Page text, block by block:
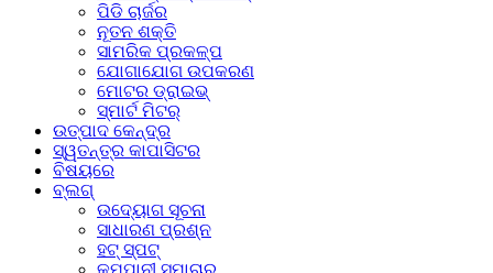
ପିଡି ଚାର୍ଜର
ନୂତନ ଶକ୍ତି
ସାମରିକ ପ୍ରକଳ୍ପ
ଯୋଗାଯୋଗ ଉପକରଣ
ମୋଟର ଡ୍ରାଇଭ୍
ସ୍ମାର୍ଟ ମିଟର୍
ଉତ୍ପାଦ କେନ୍ଦ୍ର
ସ୍ୱତନ୍ତ୍ର କାପାସିଟର
ବିଷୟରେ
ବ୍ଲଗ୍
ଉଦ୍ୟୋଗ ସୂଚନା
ସାଧାରଣ ପ୍ରଶ୍ନ
ହଟ୍‍ ସ୍ପଟ୍‍
କମ୍ପାନୀ ସମାଚାର